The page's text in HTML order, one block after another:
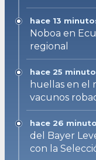
hace 13
Noboa en
regional
hace 25
huellas en el
vacunos
hace 26
del Bayer
con la